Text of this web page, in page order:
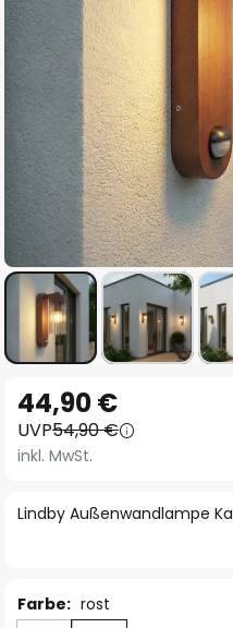
Anfang
der
Bildgalerie
Lindby Außenwandlampe
44,90 €
UVP54,90 €
inkl. MwSt.
Farbe: rost